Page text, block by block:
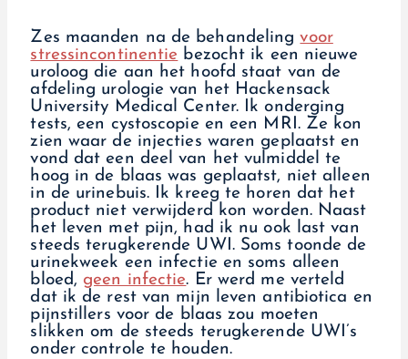
Zes maanden na de behandelingvoor
stressincontinentie bezocht ik een nieuwe
uroloog die aan het hoofd staat van de
afdeling urologie van het Hackensack
University Medical Center. Ik onderging
tests, een cystoscopie en een MRI. Ze kon
zien waar de injecties waren geplaatst en
vond dat een deel van het vulmiddel te
hoog in de blaas was geplaatst, niet alleen
in de urinebuis. Ik kreeg te horen dat het
product niet verwijderd kon worden. Naast
het leven met pijn, had ik nu ook last van
steeds terugkerende UWI. Soms toonde de
urinekweek een infectie en soms alleen
bloed, geen infectie. Er werd me verteld
dat ik de rest van mijn leven antibiotica en
pijnstillers voor de blaas zou moeten
slikken om de steeds terugkerende UWI’s
onder controle te houden.